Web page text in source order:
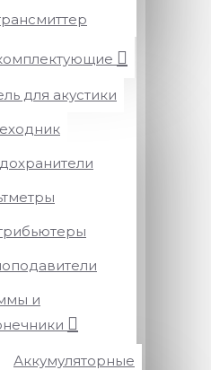
для акустики
и
Аккумуляторные